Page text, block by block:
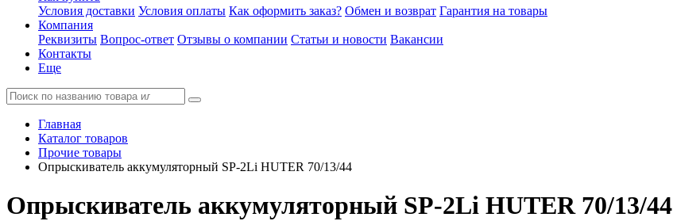
Условия доставки Условия оплаты Как оформить заказ? Обмен и возврат Гарантия на товары
Компания
Реквизиты Вопрос-ответ Отзывы о компании Статьи и новости Вакансии
Контакты
Еще
Главная
Каталог товаров
Прочие товары
Опрыскиватель аккумуляторный SP-2Li HUTER 70/13/44
Опрыскиватель аккумуляторный SP-2Li HUTER 70/13/44